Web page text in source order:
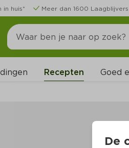
huis* Meer dan 1600 Laagblijvers
Recepten Goed
De